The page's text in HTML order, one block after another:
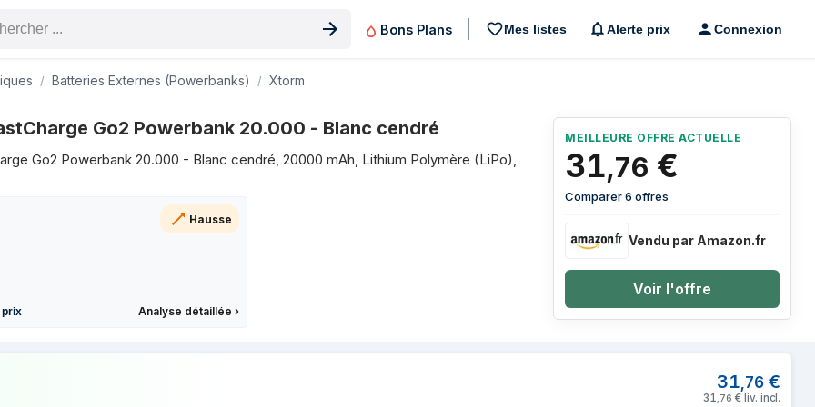
produit
Bons Plans Mes listes Alerte prix Connexion
Batteries Externes (Powerbanks) Xtorm
Go2 Powerbank 20.000 - Blanc cendré
Go2 Powerbank 20.000 - Blanc cendré, 20000 mAh, Lithium Polymère (LiPo),
Hausse
prix Analyse détaillée ›
MEILLEURE OFFRE ACTUELLE
31,76 €
Comparer 6 offres
Vendu par Amazon.fr
Voir l'offre
Prix
42,25 €
de Xtorm 15W FastCharge Go2 Powerbank 20.000 - Blanc cendré
31,76 €
31 76 € liv. incl.